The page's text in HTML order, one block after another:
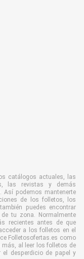
catálogos actuales, las
las revistas y demás
Así podemos mantenerte
de los folletos, los
puedes encontrar
tu zona. Normalmente
recientes antes de que
a los folletos en el
Folletosofertas.es como
al leer los folletos de
el desperdicio de papel y